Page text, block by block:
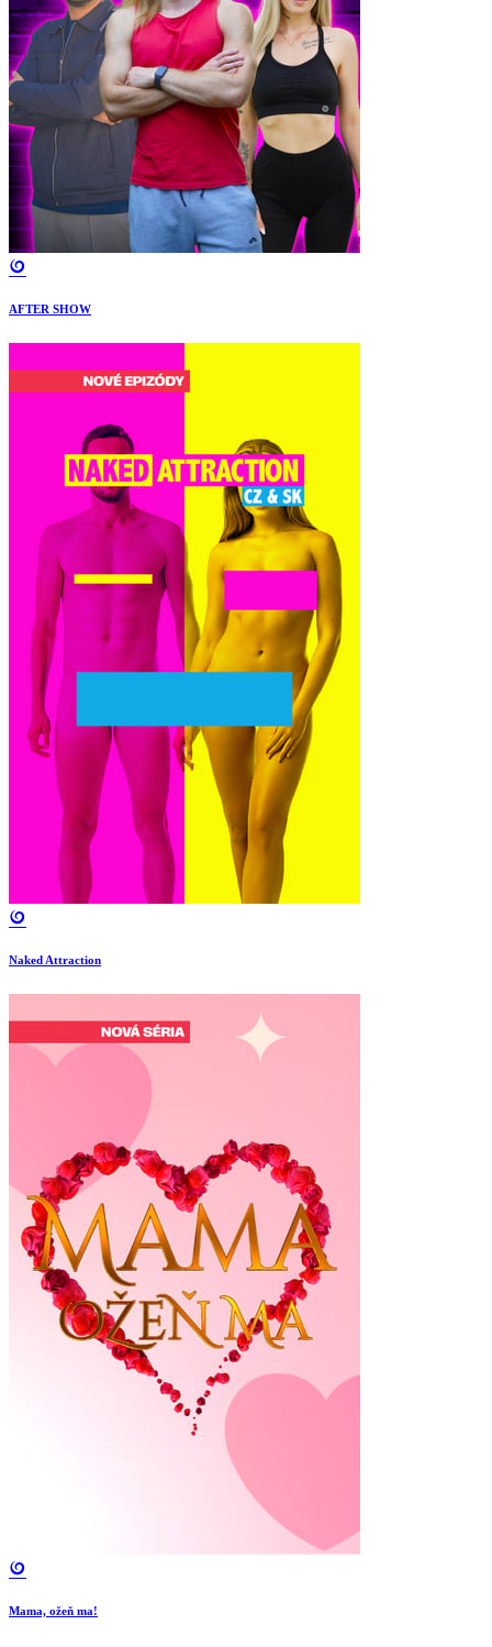
AFTER SHOW
Naked Attraction
Mama, ožeň ma!